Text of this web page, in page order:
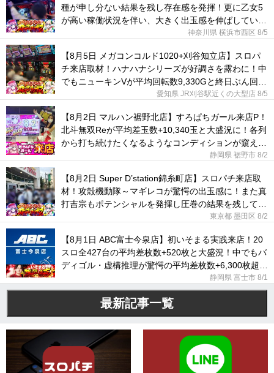
種が申し分ない結果を残し存在感を発揮！更に乙女5
が高い稼働状況を伴い、大きく出玉感を伸ばしてい
神奈川県 横浜市西区 8/5
【8月5日 メガコンコルド1020+刈谷知立店】スロパ
チ来店取材！ハナハナシリーズが好調さを露わに！中
でもニューキンVが平均回転数9,330Gと終日ぶん回さ
愛知県 JR刈谷駅近くの大型店 8/5
【8月2日 マルハン裾野北店】すろぱちガール来店P！
北斗無双Reが平均差玉数+10,340玉と大盛況に！各列
から打ち続けたくなるようなコンディションが窺え
静岡県 裾野市 8/2
【8月2日 Super D’station錦糸町店】スロパチ来店取
材！攻殻機動隊～マギレコが驚愕の出玉感に！また真
打吉宗もポテンシャルを発揮し圧巻の結果を残してい
東京都 墨田区 8/2
【8月1日 ABC富士今泉店】初いそまる実践来店！20
スロ全427台の平均差枚数+520枚と大盛況！中でもバ
ディゴル・虚構推理が驚愕の平均差枚数+6,300枚超え
静岡県 富士市 8/1
最新記事一覧